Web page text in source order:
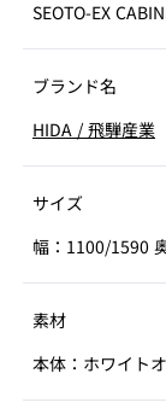
SEOTO-EX
ブランド名
HIDA / 飛騨産業
サイズ
幅：1100/1590
素材
本体：ホワイト